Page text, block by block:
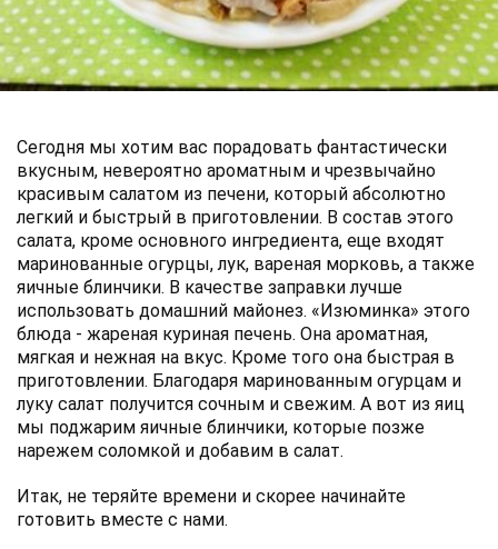
Сегодня мы хотим вас порадовать фантастически
вкусным, невероятно ароматным и чрезвычайно
красивым салатом из печени, который абсолютно
легкий и быстрый в приготовлении. В состав этого
салата, кроме основного ингредиента, еще входят
маринованные огурцы, лук, вареная морковь, а также
яичные блинчики. В качестве заправки лучше
использовать домашний майонез. «Изюминка» этого
блюда - жареная куриная печень. Она ароматная,
мягкая и нежная на вкус. Кроме того она быстрая в
приготовлении. Благодаря маринованным огурцам и
луку салат получится сочным и свежим. А вот из яиц
мы поджарим яичные блинчики, которые позже
нарежем соломкой и добавим в салат.
Итак, не теряйте времени и скорее начинайте
готовить вместе с нами.